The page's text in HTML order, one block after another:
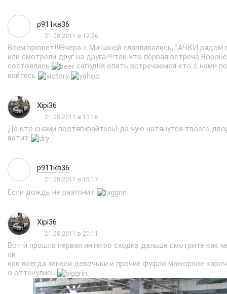
р911кв36
21.08.2011 в 12:26
Всем прювет!!!Вчера с Мишаней славливались,ТАЧКИ рядом
или смотрели друг на друга!!!!так что первая встреча
состоялась
сегодня опять встречаемся кто с нами
вайтесь
Xipi36
21.08.2011 в 13:16
Да кто снами подтягивайтесь! да чую натянутся твоего
ватит
р911кв36
21.08.2011 в 15:17
Если дождь не разгонит
Xipi36
21.08.2011 в 20:11
Вот и прошла первая интегро сходка дальше смотрите как
ли
как всегда хенеси девочьки и прочие фуфло мажорное
о оттенулись